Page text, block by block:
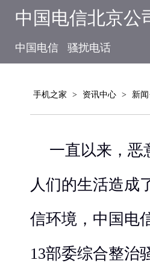
中国电信北京公
中国电信 骚扰电话
手机之家 > 资讯中心 > 新闻
一直以来，恶
人们的生活造成
信环境，中国电
13部委综合整治